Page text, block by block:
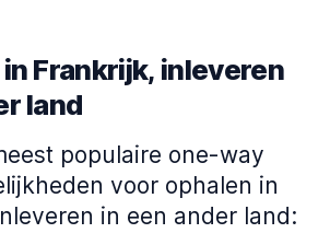
Frankrijk, inleveren
land
populaire one-way
voor ophalen in
in een ander land: